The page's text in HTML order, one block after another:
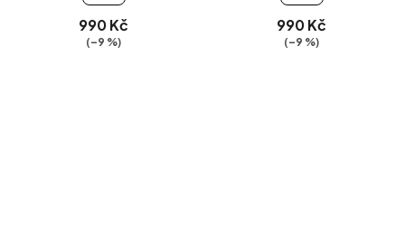
990 Kč
(–9 %)
990 Kč
(–9 %)